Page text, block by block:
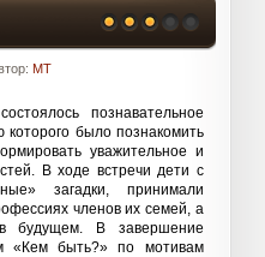
MT
познавательное
было познакомить
уважительное и
В ходе встречи дети с
загадки, принимали
членов их семей, а
будущем. В завершение
«Кем быть?» по мотивам